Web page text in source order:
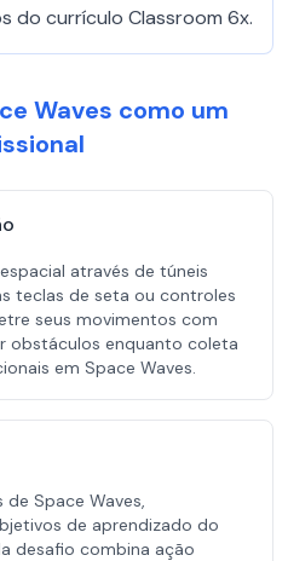
do currículo Classroom 6x.
Waves como um
através de túneis
teclas de seta ou controles
seus movimentos com
obstáculos enquanto coleta
em Space Waves.
de Space Waves,
de aprendizado do
desafio combina ação